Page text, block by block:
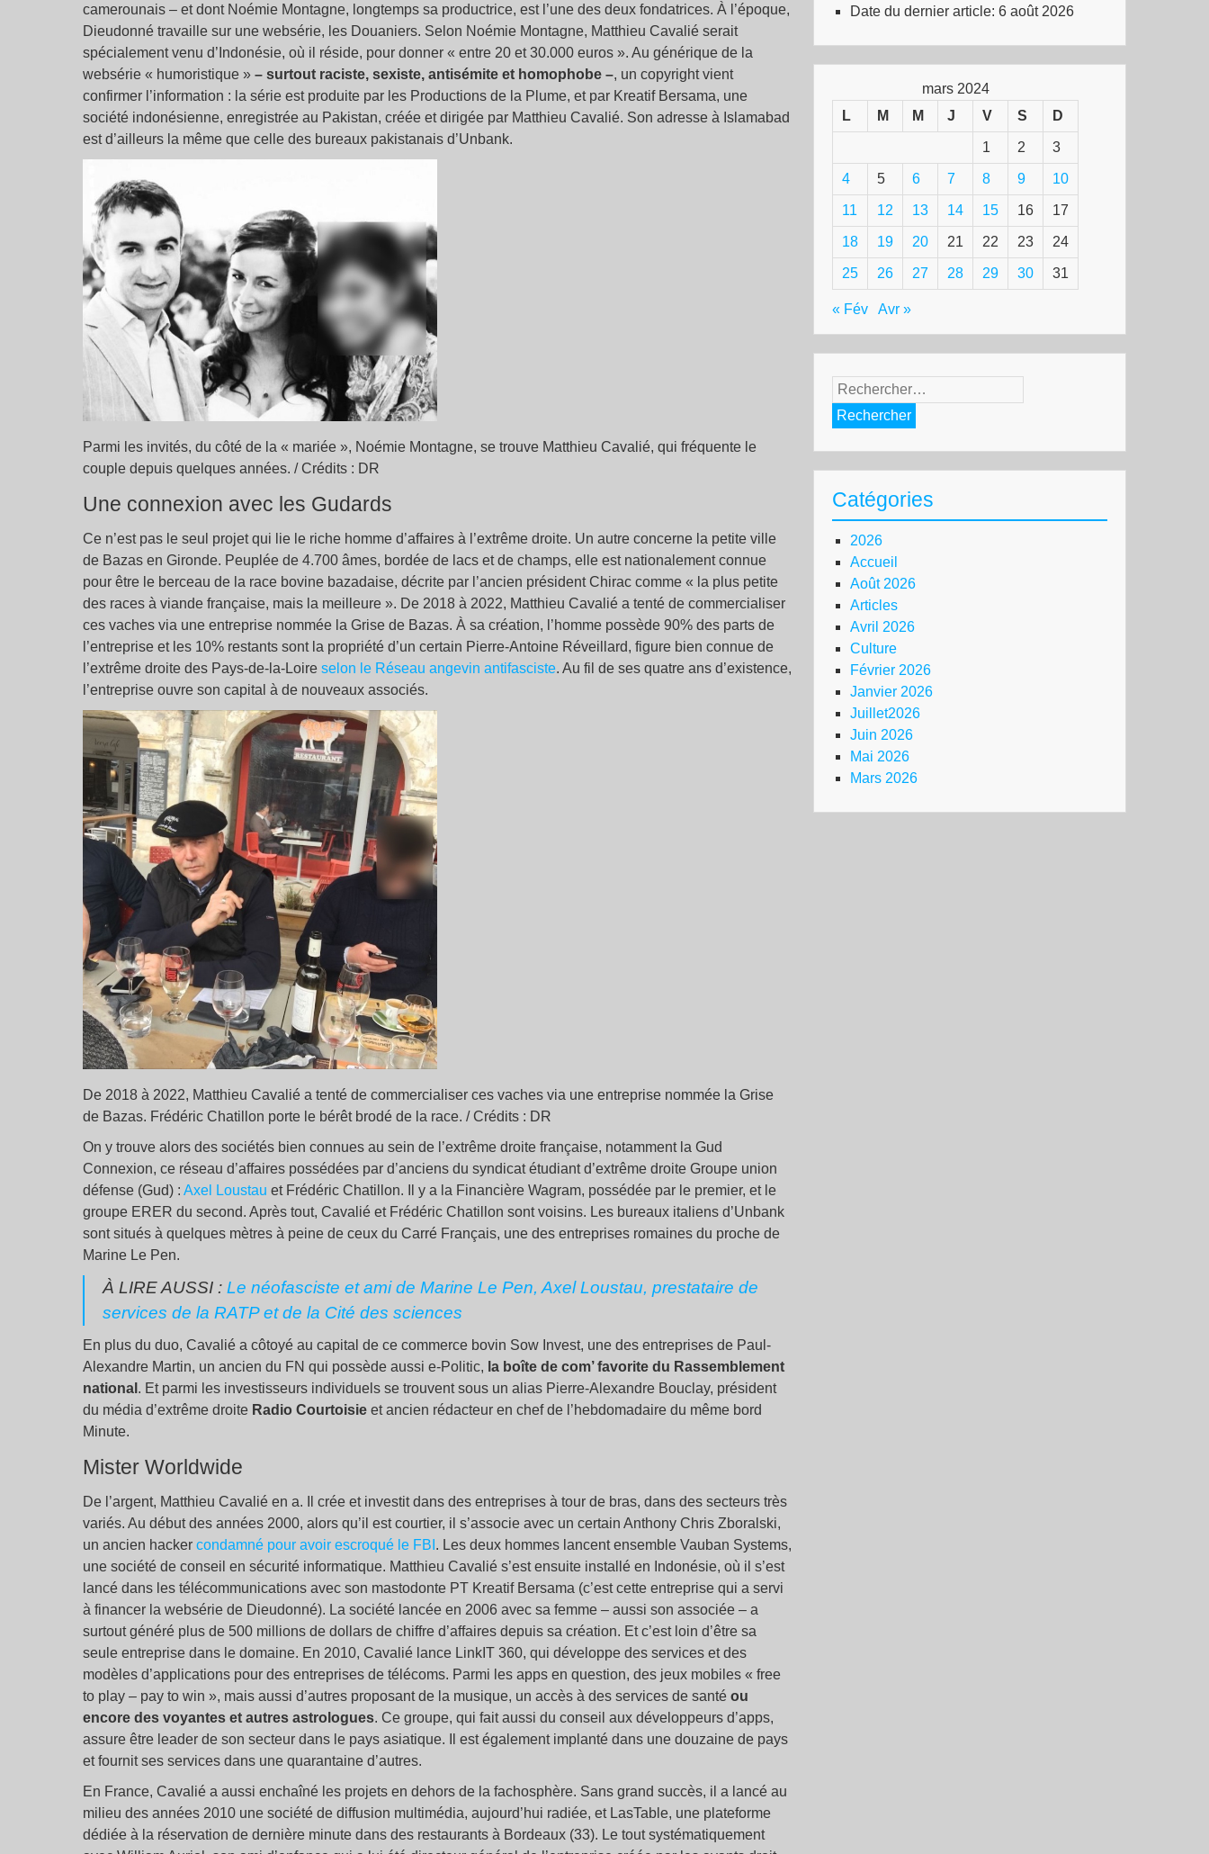
camerounais – et dont Noémie Montagne, longtemps sa productrice, est l’une des deux fondatrices. À l’époque,
Dieudonné travaille sur une websérie, les Douaniers. Selon Noémie Montagne, Matthieu Cavalié serait
spécialement venu d’Indonésie, où il réside, pour donner « entre 20 et 30.000 euros ». Au générique de la
websérie « humoristique » – surtout raciste, sexiste, antisémite et homophobe –, un copyright vient
confirmer l’information : la série est produite par les Productions de la Plume, et par Kreatif Bersama, une
société indonésienne, enregistrée au Pakistan, créée et dirigée par Matthieu Cavalié. Son adresse à Islamabad
est d’ailleurs la même que celle des bureaux pakistanais d’Unbank.
Parmi les invités, du côté de la « mariée », Noémie Montagne, se trouve Matthieu Cavalié, qui fréquente le
couple depuis quelques années. / Crédits : DR
Une connexion avec les Gudards
Ce n’est pas le seul projet qui lie le riche homme d’affaires à l’extrême droite. Un autre concerne la petite ville
de Bazas en Gironde. Peuplée de 4.700 âmes, bordée de lacs et de champs, elle est nationalement connue
pour être le berceau de la race bovine bazadaise, décrite par l’ancien président Chirac comme « la plus petite
des races à viande française, mais la meilleure ». De 2018 à 2022, Matthieu Cavalié a tenté de commercialiser
ces vaches via une entreprise nommée la Grise de Bazas. À sa création, l’homme possède 90% des parts de
l’entreprise et les 10% restants sont la propriété d’un certain Pierre-Antoine Réveillard, figure bien connue de
l’extrême droite des Pays-de-la-Loire selon le Réseau angevin antifasciste. Au fil de ses quatre ans d’existence,
l’entreprise ouvre son capital à de nouveaux associés.
De 2018 à 2022, Matthieu Cavalié a tenté de commercialiser ces vaches via une entreprise nommée la Grise
de Bazas. Frédéric Chatillon porte le bérêt brodé de la race. / Crédits : DR
On y trouve alors des sociétés bien connues au sein de l’extrême droite française, notamment la Gud
Connexion, ce réseau d’affaires possédées par d’anciens du syndicat étudiant d’extrême droite Groupe union
défense (Gud) : Axel Loustau et Frédéric Chatillon. Il y a la Financière Wagram, possédée par le premier, et le
groupe ERER du second. Après tout, Cavalié et Frédéric Chatillon sont voisins. Les bureaux italiens d’Unbank
sont situés à quelques mètres à peine de ceux du Carré Français, une des entreprises romaines du proche de
Marine Le Pen.
À LIRE AUSSI : Le néofasciste et ami de Marine Le Pen, Axel Loustau, prestataire de
services de la RATP et de la Cité des sciences
En plus du duo, Cavalié a côtoyé au capital de ce commerce bovin Sow Invest, une des entreprises de Paul-
Alexandre Martin, un ancien du FN qui possède aussi e-Politic, la boîte de com’ favorite du Rassemblement
national . Et parmi les investisseurs individuels se trouvent sous un alias Pierre-Alexandre Bouclay, président
du média d’extrême droite Radio Courtoisie et ancien rédacteur en chef de l’hebdomadaire du même bord
Minute.
Mister Worldwide
De l’argent, Matthieu Cavalié en a. Il crée et investit dans des entreprises à tour de bras, dans des secteurs très
variés. Au début des années 2000, alors qu’il est courtier, il s’associe avec un certain Anthony Chris Zboralski,
un ancien hacker condamné pour avoir escroqué le FBI . Les deux hommes lancent ensemble Vauban Systems,
une société de conseil en sécurité informatique. Matthieu Cavalié s’est ensuite installé en Indonésie, où il s’est
lancé dans les télécommunications avec son mastodonte PT Kreatif Bersama (c’est cette entreprise qui a servi
à financer la websérie de Dieudonné). La société lancée en 2006 avec sa femme – aussi son associée – a
surtout généré plus de 500 millions de dollars de chiffre d’affaires depuis sa création. Et c’est loin d’être sa
seule entreprise dans le domaine. En 2010, Cavalié lance LinkIT 360, qui développe des services et des
modèles d’applications pour des entreprises de télécoms. Parmi les apps en question, des jeux mobiles « free
to play – pay to win », mais aussi d’autres proposant de la musique, un accès à des services de santé ou
encore des voyantes et autres astrologues. Ce groupe, qui fait aussi du conseil aux développeurs d’apps,
assure être leader de son secteur dans le pays asiatique. Il est également implanté dans une douzaine de pays
et fournit ses services dans une quarantaine d’autres.
En France, Cavalié a aussi enchaîné les projets en dehors de la fachosphère. Sans grand succès, il a lancé au
milieu des années 2010 une société de diffusion multimédia, aujourd’hui radiée, et LasTable, une plateforme
dédiée à la réservation de dernière minute dans des restaurants à Bordeaux (33). Le tout systématiquement
Date du dernier article: 6 août 2026
mars 2024
L
M M J V S D
1 2 3
4 5 6 7 8 9 10
11 12 13 14 15 16 17
18 19 20 21 22 23 24
25 26 27 28 29 30 31
« Fév Avr »
Rechercher :
Catégories
2026
Accueil
Août 2026
Articles
Avril 2026
Culture
Février 2026
Janvier 2026
Juillet2026
Juin 2026
Mai 2026
Mars 2026